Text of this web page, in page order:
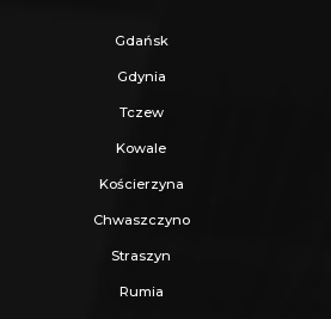
Gdańsk
Gdynia
Tczew
Kowale
Kościerzyna
Chwaszczyno
Straszyn
Rumia